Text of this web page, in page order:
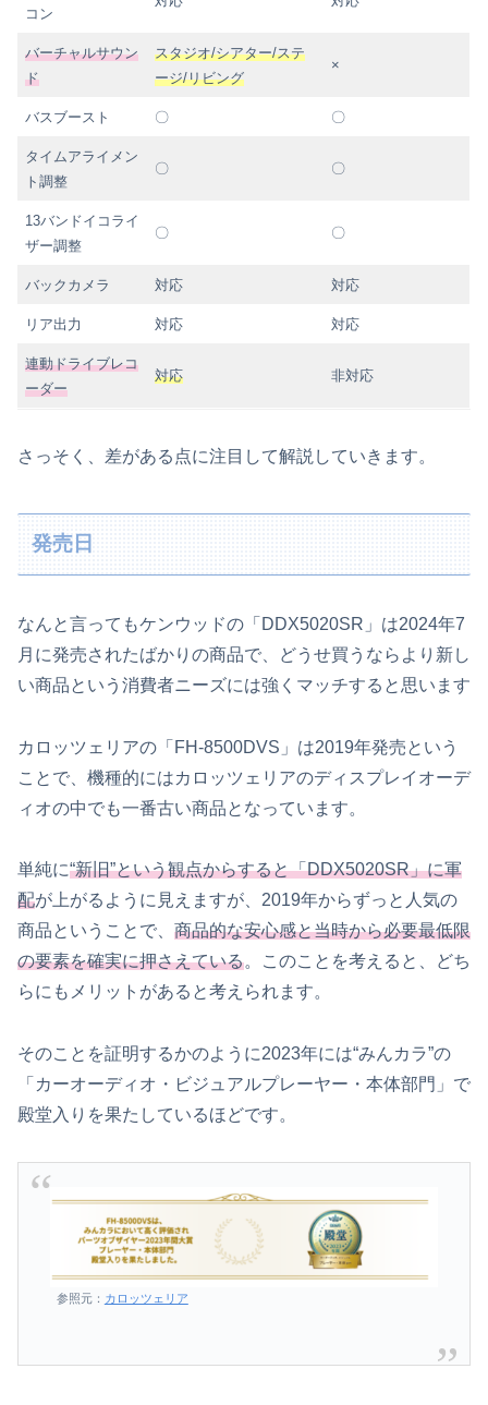
コン
バーチャルサウン
ド
スタジオ/シアター/ステ
ージ/リビング
×
バスブースト 〇 〇
タイムアライメン
ト調整
〇 〇
13バンドイコライ
ザー調整
〇 〇
バックカメラ 対応 対応
リア出力 対応 対応
連動ドライブレコ
ーダー
対応 非対応
さっそく、差がある点に注目して解説していきます。
発売日
なんと言ってもケンウッドの「DDX5020SR」は2024年7
月に発売されたばかりの商品で、どうせ買うならより新し
い商品という消費者ニーズには強くマッチすると思います
カロッツェリアの「FH-8500DVS」は2019年発売という
ことで、機種的にはカロッツェリアのディスプレイオーデ
ィオの中でも一番古い商品となっています。
単純に“新旧”という観点からすると「DDX5020SR」に軍
配が上がるように見えますが、2019年からずっと人気の
商品ということで、 商品的な安心感と当時から必要最低限
の要素を確実に押さえている。このことを考えると、どち
らにもメリットがあると考えられます。
そのことを証明するかのように2023年には“みんカラ”の
「カーオーディオ・ビジュアルプレーヤー・本体部門」で
殿堂入りを果たしているほどです。
参照元： カロッツェリア